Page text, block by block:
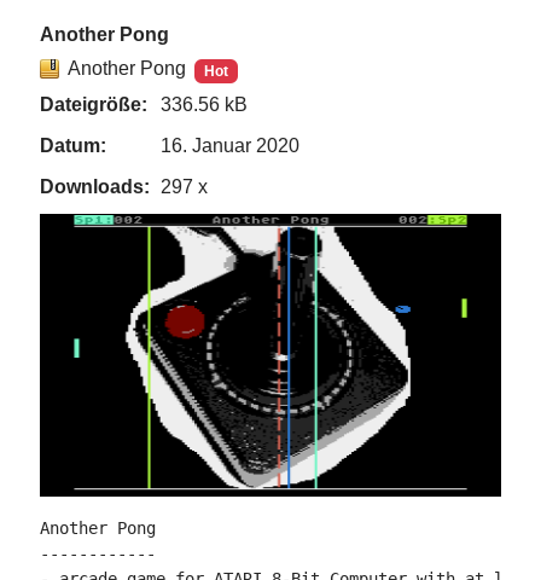
Another Pong
Another Pong
Hot
Dateigröße:
336.56 kB
Datum:
16. Januar 2020
Downloads:
297 x
Another Pong
------------